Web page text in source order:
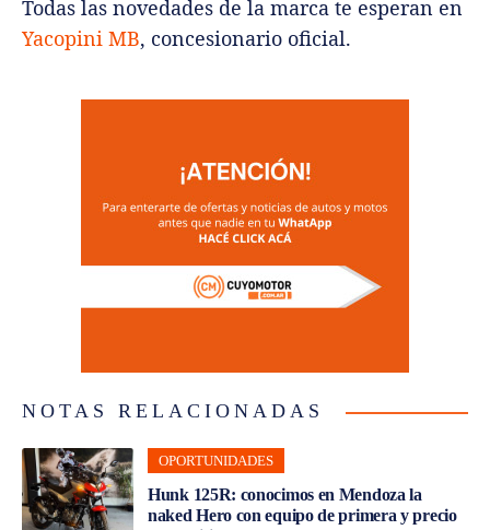
Todas las novedades de la marca te esperan en
Yacopini MB, concesionario oficial.
NOTAS RELACIONADAS
OPORTUNIDADES
Hunk 125R: conocimos en Mendoza la
naked Hero con equipo de primera y precio